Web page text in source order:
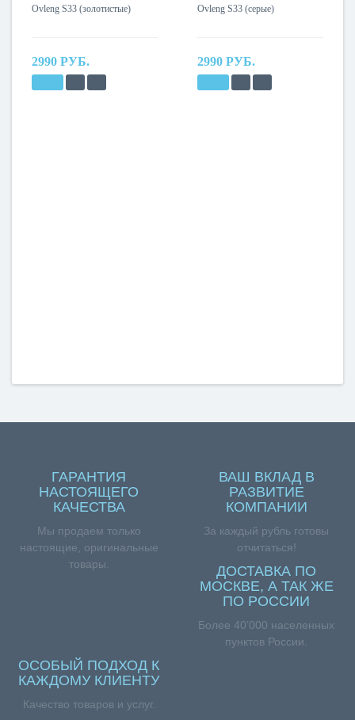
Ovleng S33 (золотистые)
2990 РУБ.
Ovleng S33 (серые)
2990 РУБ.
ГАРАНТИЯ
НАСТОЯЩЕГО
КАЧЕСТВА
Мы продаем только
настоящие, оригинальные
товары.
ВАШ ВКЛАД В
РАЗВИТИЕ
КОМПАНИИ
За каждый рубль готовы
отчитаться!
ДОСТАВКА ПО
МОСКВЕ, А ТАК ЖЕ
ПО РОССИИ
Более 40’000 населенных
пунктов России.
ОСОБЫЙ ПОДХОД К
КАЖДОМУ КЛИЕНТУ
Качество товаров и услуг.